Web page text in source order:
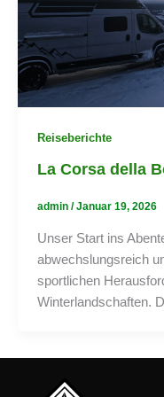
Reiseberichte
La Corsa della
admin /Januar 19, 2026
Unser Start ins
abwechslungsreich
sportlichen
Winterlandschaften.